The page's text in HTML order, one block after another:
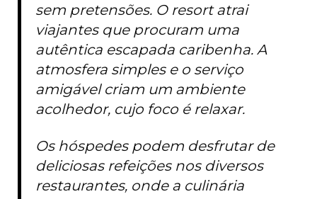
sem pretensões. O resort atrai
viajantes que procuram uma
autêntica escapada caribenha. A
atmosfera simples e o serviço
amigável criam um ambiente
acolhedor, cujo foco é relaxar.
Os hóspedes podem desfrutar de
deliciosas refeições nos diversos
restaurantes, onde a culinária